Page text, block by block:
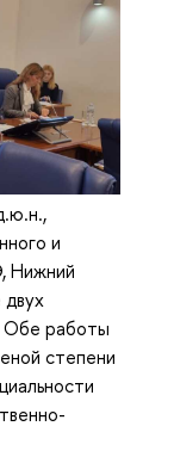
и
Нижний
Обе работы
степени